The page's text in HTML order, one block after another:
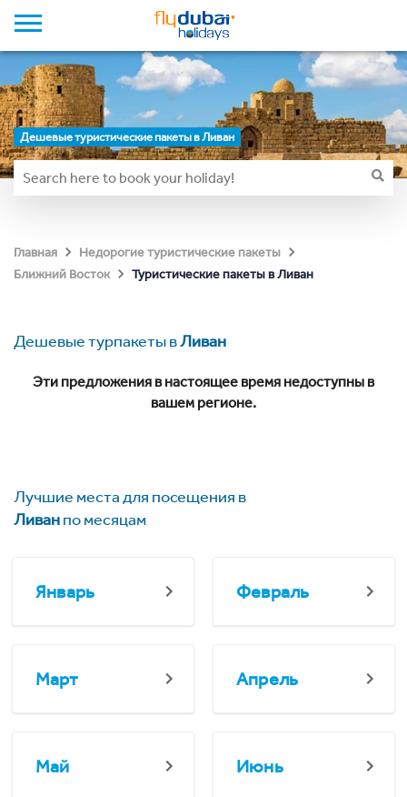
Дешевые туристические пакеты в Ливан
Главная
Недорогие туристические пакеты
Ближний Восток
Туристические пакеты в Ливан
Дешевые турпакеты вЛиван
Эти предложения в настоящее время недоступны в
вашем регионе.
Лучшие места для посещения в
Ливанпо месяцам
Январь Февраль
Март Апрель
Май Июнь